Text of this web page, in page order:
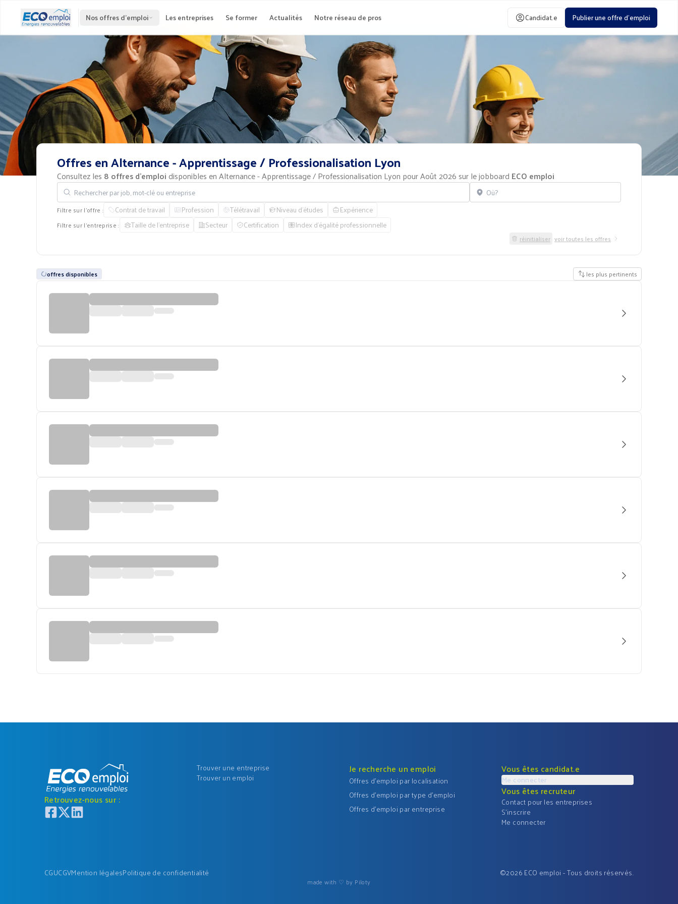
Nos offres d'emploi Les entreprises Se former Actualités Notre réseau de pros Candidat.e Publier une offre d'emploi
OffresenAlternance-Apprentissage/Professionalisation Lyon
Consultez les 8 offres d'emploi disponibles en Alternance - Apprentissage / Professionalisation Lyon pour Août 2026 sur le jobboard ECO emploi
Rechercher par job, mot-clé ou entreprise Localisation
Filtre sur l'offre : Contrat de travail Profession Télétravail Niveau d'études Expérience
Filtre sur l'entreprise : Taille de l'entreprise Secteur Certification Index d'égalité professionnelle
réinitialiser voir toutes les offres
offres disponibles les plus pertinents
Retrouvez-nous sur :
Trouver une entreprise
Trouver un emploi
Je recherche un emploi
Offres d'emploi par localisation
Offres d'emploi par type d'emploi
Offres d'emploi par entreprise
Vous êtes candidat.e
Me connecter
Vous êtes recruteur
Contact pour les entreprises
S'inscrire
Me connecter
CGUCGVMention légalesPolitique de confidentialité ©2026 ECO emploi - Tous droits réservés.
made with ♡ by Piloty